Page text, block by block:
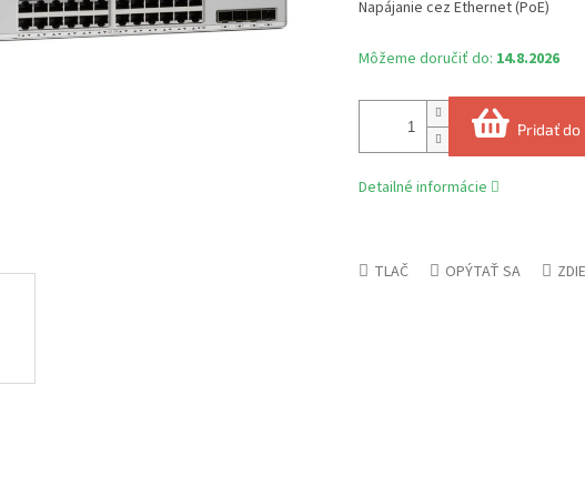
Môžeme doručiť do: 14.8.2026
Pridať do
Napájanie cez Ethernet (PoE)
Detailné informácie
TLAČ OPÝTAŤ SA